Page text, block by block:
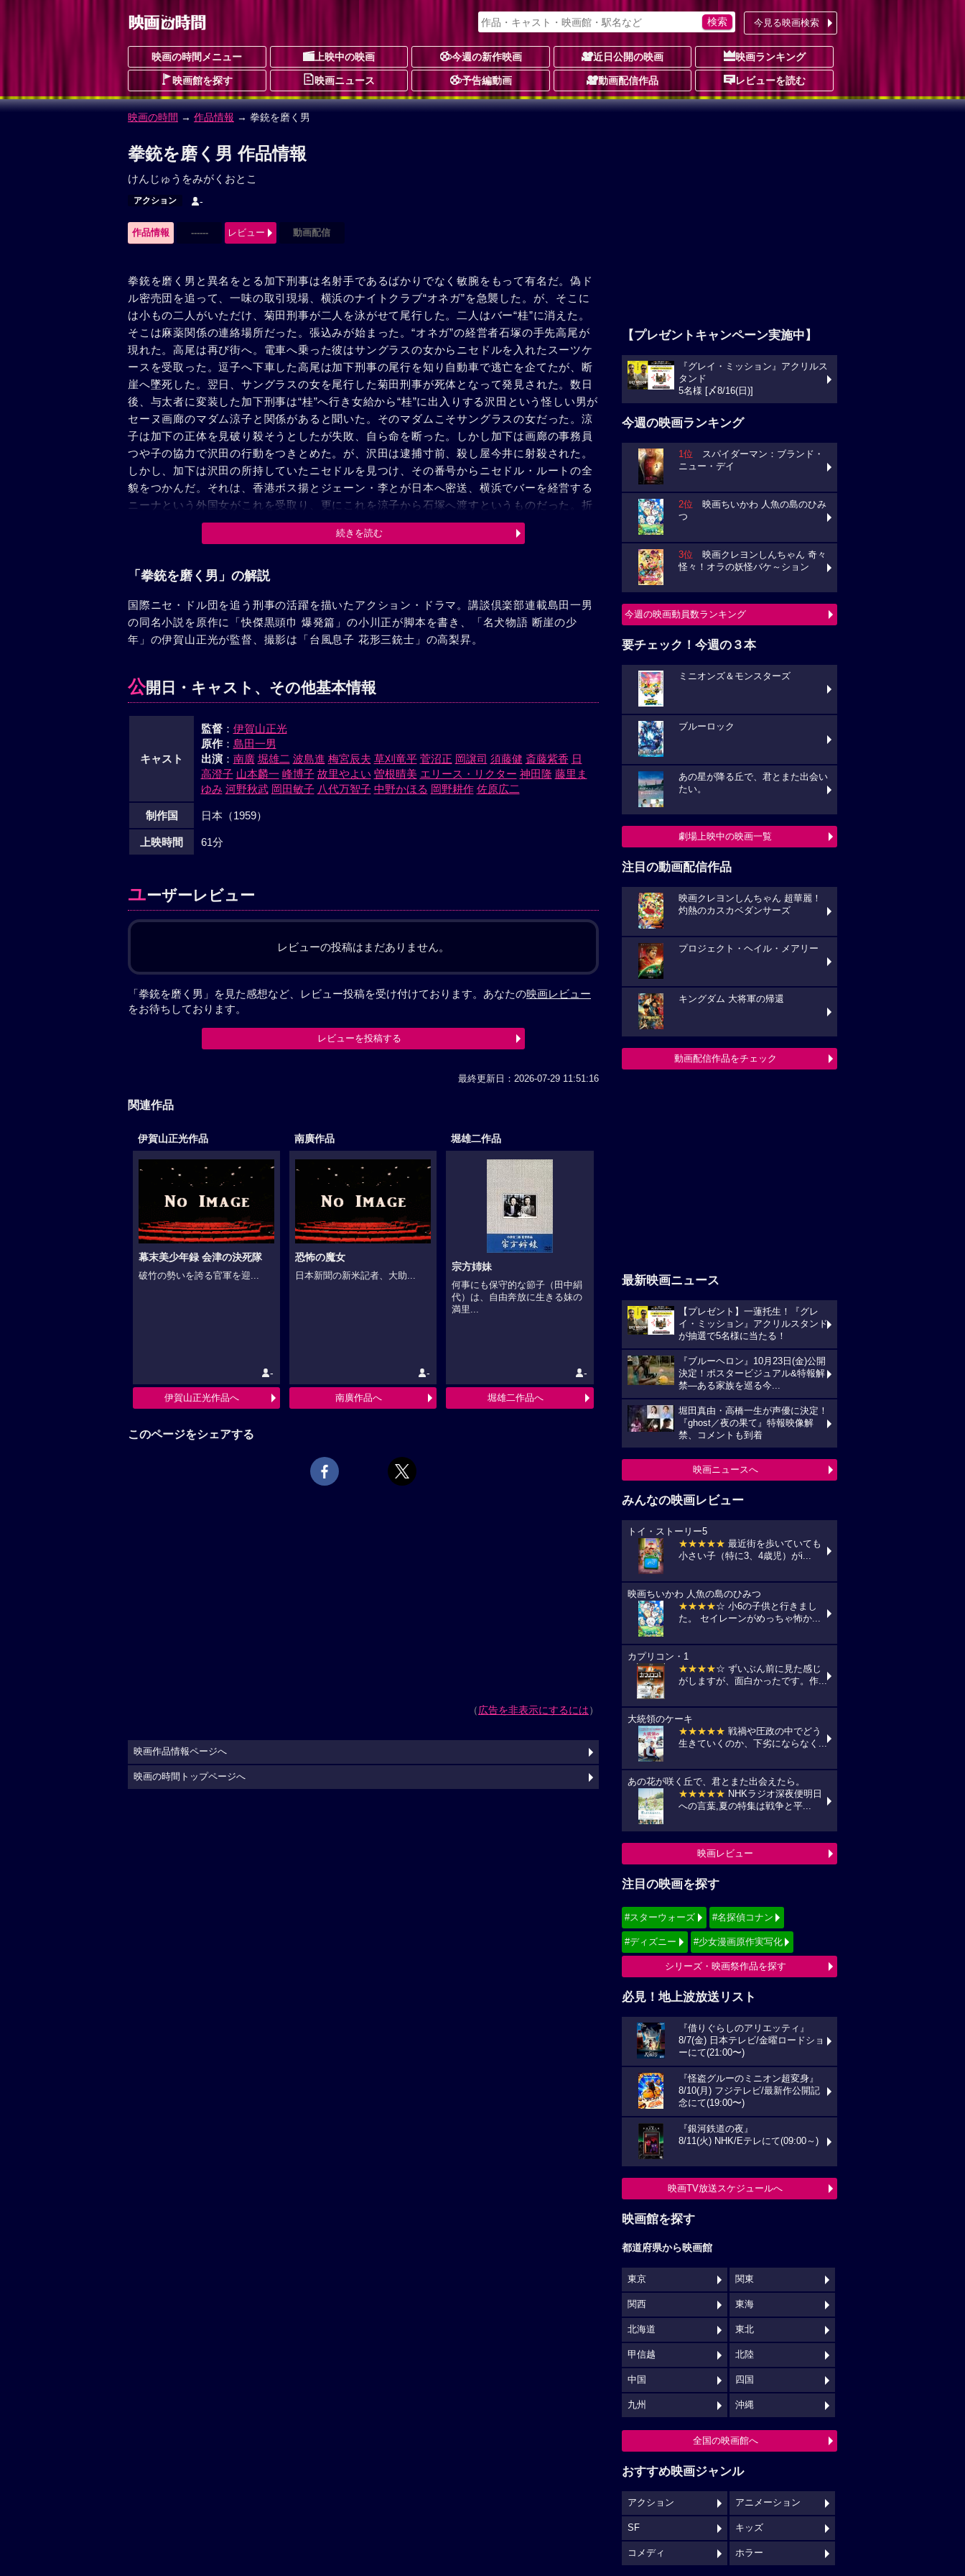
今見る映画検索
映画の時間メニュー 上映中の映画 今週の新作映画 近日公開の映画 映画ランキング
映画館を探す 映画ニュース 予告編動画 動画配信作品 レビューを読む
映画の時間 → 作品情報 → 拳銃を磨く男
拳銃を磨く男 作品情報
けんじゅうをみがくおとこ
アクション -
作品情報 ------ レビュー 動画配信
拳銃を磨く男と異名をとる加下刑事は名射手であるばかりでなく敏腕をもって有名だ。偽ド
ル密売団を追って、一味の取引現場、横浜のナイトクラブ“オネガ”を急襲した。が、そこに
は小もの二人がいただけ、菊田刑事が二人を泳がせて尾行した。二人はバー“桂”に消えた。
そこは麻薬関係の連絡場所だった。張込みが始まった。“オネガ”の経営者石塚の手先高尾が
現れた。高尾は再び街へ。電車へ乗った彼はサングラスの女からニセドルを入れたスーツケ
ースを受取った。逗子へ下車した高尾は加下刑事の尾行を知り自動車で逃亡を企てたが、断
崖へ墜死した。翌日、サングラスの女を尾行した菊田刑事が死体となって発見された。数日
後、与太者に変装した加下刑事は“桂”へ行き女給から“桂”に出入りする沢田という怪しい男が
セーヌ画廊のマダム涼子と関係があると聞いた。そのマダムこそサングラスの女だった。涼
子は加下の正体を見破り殺そうとしたが失敗、自ら命を断った。しかし加下は画廊の事務員
つや子の協力で沢田の行動をつきとめた。が、沢田は逮捕寸前、殺し屋今井に射殺された。
しかし、加下は沢田の所持していたニセドルを見つけ、その番号からニセドル・ルートの全
貌をつかんだ。それは、香港ボス揚とジェーン・李とが日本へ密送、横浜でバーを経営する
ニーナという外国女がこれを受取り、更にこれを涼子から石塚へ渡すというものだった。折
も折、楊と李が日本へ来た。これを知った石塚はニセドルを一人占めしようとし画廊の金庫
へ忍び寄ったが、金庫に仕掛けられた自動拳銃に倒された。警察の眼は入国した揚、李に注
に乗込んだ。凄じい拳銃戦の末、揚を倒し乗込んだ武装警官隊は一味を逮捕した。
続きを読む
「拳銃を磨く男」の解説
国際ニセ・ドル団を追う刑事の活躍を描いたアクション・ドラマ。講談倶楽部連載島田一男
の同名小説を原作に「快傑黒頭巾 爆発篇」の小川正が脚本を書き、「名犬物語 断崖の少
年」の伊賀山正光が監督、撮影は「台風息子 花形三銃士」の高梨昇。
公開日・キャスト、その他基本情報
キャスト
監督： 伊賀山正光
原作： 島田一男
出演： 南廣 堀雄二 波島進 梅宮辰夫 草刈竜平 菅沼正 岡譲司 須藤健 斎藤紫香 日
高澄子 山本麟一 峰博子 故里やよい 曽根晴美 エリース・リクター 神田隆 藤里ま
ゆみ 河野秋武 岡田敏子 八代万智子 中野かほる 岡野耕作 佐原広二
制作国 日本（1959）
上映時間 61分
ユーザーレビュー
レビューの投稿はまだありません。
「拳銃を磨く男」を見た感想など、レビュー投稿を受け付けております。あなたの映画レビュー
をお待ちしております。
レビューを投稿する
最終更新日：2026-07-29 11:51:16
関連作品
伊賀山正光作品
幕末美少年録 会津の決死隊
破竹の勢いを誇る官軍を迎...
-
伊賀山正光作品へ
南廣作品
恐怖の魔女
日本新聞の新米記者、大助...
-
南廣作品へ
堀雄二作品
宗方姉妹
何事にも保守的な節子（田中絹
代）は、自由奔放に生きる妹の
満里...
-
堀雄二作品へ
このページをシェアする
（広告を非表示にするには）
【プレゼントキャンペーン実施中】
『グレイ・ミッション』アクリルス
タンド
5名様 [〆8/16(日)]
今週の映画ランキング
1位 スパイダーマン：ブランド・
ニュー・デイ
2位 映画ちいかわ 人魚の島のひみ
つ
3位 映画クレヨンしんちゃん 奇々
怪々！オラの妖怪バケ～ション
今週の映画動員数ランキング
要チェック！今週の３本
ミニオンズ＆モンスターズ
ブルーロック
あの星が降る丘で、君とまた出会い
たい。
劇場上映中の映画一覧
注目の動画配信作品
映画クレヨンしんちゃん 超華麗！
灼熱のカスカベダンサーズ
プロジェクト・ヘイル・メアリー
キングダム 大将軍の帰還
動画配信作品をチェック
最新映画ニュース
【プレゼント】一蓮托生！『グレ
イ・ミッション』アクリルスタンド
が抽選で5名様に当たる！
『ブルーヘロン』10月23日(金)公開
決定！ポスタービジュアル&特報解
禁―ある家族を巡る今...
堀田真由・高橋一生が声優に決定！
『ghost／夜の果て』特報映像解
禁、コメントも到着
映画ニュースへ
みんなの映画レビュー
トイ・ストーリー5
★★★★★ 最近街を歩いていても
小さい子（特に3、4歳児）がi...
映画ちいかわ 人魚の島のひみつ
★★★★☆ 小6の子供と行きまし
た。 セイレーンがめっちゃ怖か...
カプリコン・1
★★★★☆ ずいぶん前に見た感じ
がしますが、面白かったです。作...
大統領のケーキ
★★★★★ 戦禍や圧政の中でどう
生きていくのか、下劣にならなく...
あの花が咲く丘で、君とまた出会えたら。
★★★★★ NHKラジオ深夜便明日
への言葉,夏の特集は戦争と平...
映画レビュー
注目の映画を探す
#スターウォーズ #名探偵コナン
#ディズニー #少女漫画原作実写化
シリーズ・映画祭作品を探す
必見！地上波放送リスト
『借りぐらしのアリエッティ』
8/7(金) 日本テレビ/金曜ロードショ
ーにて(21:00〜)
『怪盗グルーのミニオン超変身』
8/10(月) フジテレビ/最新作公開記
念にて(19:00〜)
『銀河鉄道の夜』
8/11(火) NHK/Eテレにて(09:00～)
映画TV放送スケジュールへ
映画館を探す
都道府県から映画館
東京 関東
関西 東海
北海道 東北
甲信越 北陸
中国 四国
九州 沖縄
全国の映画館へ
おすすめ映画ジャンル
アクション アニメーション
SF キッズ
コメディ ホラー
映画作品情報ページへ
映画の時間トップページへ